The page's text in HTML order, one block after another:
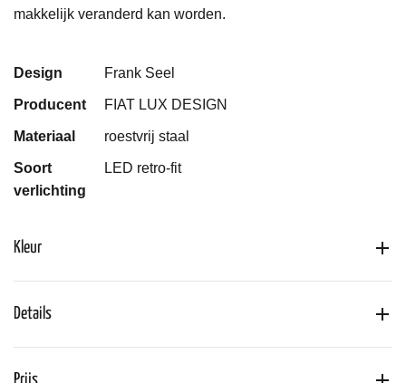
makkelijk veranderd kan worden.
Design Frank Seel
Producent FIAT LUX DESIGN
Materiaal roestvrij staal
Soort
verlichting
LED retro-fit
Kleur
Details
Prijs